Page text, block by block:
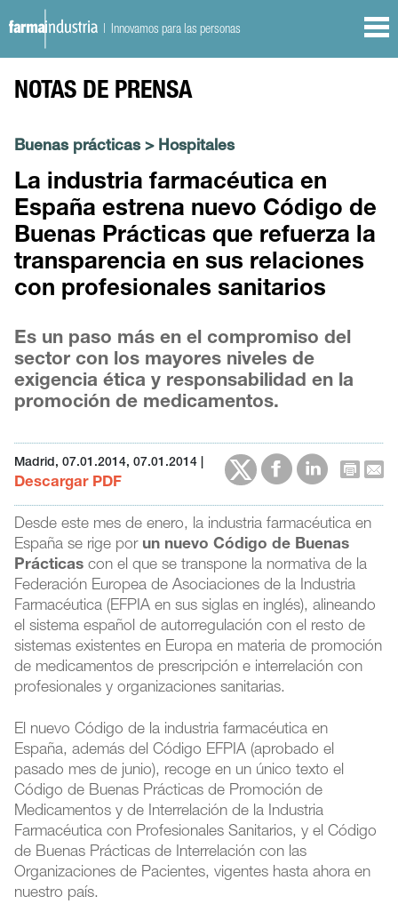
| Innovamos para las personas
NOTAS DE PRENSA
Buenas prácticas> Hospitales
La industria farmacéutica en
España estrena nuevo Código de
Buenas Prácticas que refuerza la
transparencia en sus relaciones
con profesionales sanitarios
Es un paso más en el compromiso del
sector con los mayores niveles de
exigencia ética y responsabilidad en la
promoción de medicamentos.
Madrid, 07.01.2014, 07.01.2014
Descargar PDF
Desde este mes de enero, la industria farmacéutica en
España se rige por un nuevo Código de Buenas
Prácticas con el que se transpone la normativa de la
Federación Europea de Asociaciones de la Industria
Farmacéutica (EFPIA en sus siglas en inglés), alineando
el sistema español de autorregulación con el resto de
sistemas existentes en Europa en materia de promoción
de medicamentos de prescripción e interrelación con
profesionales y organizaciones sanitarias.
El nuevo Código de la industria farmacéutica en
España, además del Código EFPIA (aprobado el
pasado mes de junio), recoge en un único texto el
Código de Buenas Prácticas de Promoción de
Medicamentos y de Interrelación de la Industria
Farmacéutica con Profesionales Sanitarios, y el Código
de Buenas Prácticas de Interrelación con las
Organizaciones de Pacientes, vigentes hasta ahora en
nuestro país.